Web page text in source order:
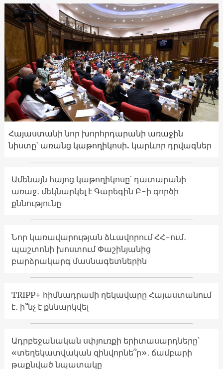
Հայաստանի նոր խորհրդարանի առաջին
նիստը՝ առանց կաթողիկոսի. կարևոր դրվագներ
Ամենայն հայոց կաթողիկոսը՝ դատարանի
առաջ․ մեկնարկել է Գարեգին Բ-ի գործի
քննությունը
Նոր կառավարության ձևավորում ՀՀ-ում․
պաշտոնի խոստում Փաշինյանից
բարձրակարգ մասնագետներին
TRIPP+ հիմնադրամի ղեկավարը Հայաստանում
է․ ի՞նչ է քննարկվել
Ադրբեջանական սփյուռքի երիտասարդները՝
«տեղեկատվական զինվորնե՞ր»․ ճամբարի
թաքնված նպատակը